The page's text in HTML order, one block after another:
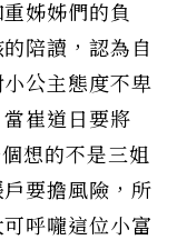
姊姊們的負
陪讀，認為自
公主態度不卑
崔道日要將
想的不是三姐
要擔風險，所
呼嚨這位小富